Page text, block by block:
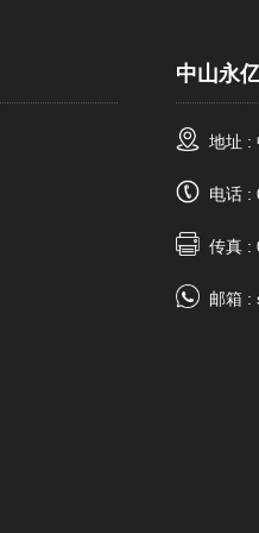
中山永
地址 :
电话 :
传真 :
邮箱 :